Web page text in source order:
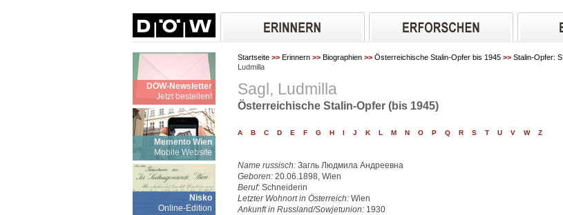
DÖW-Newsletter
Jetzt bestellen!
Memento Wien
Mobile Website
Nisko
Online-Edition
Startseite >> Erinnern >> Biographien >> Österreichische Stalin-Opfer bis 1945 >> Stalin-Opfer: S
Ludmilla
Sagl, Ludmilla
Österreichische Stalin-Opfer (bis 1945)
A B C D E F G H I J K L M N O P Q R S T U V W Z
Name russisch: Загль Людмила Андреевна
Geboren: 20.06.1898, Wien
Beruf: Schneiderin
Letzter Wohnort in Österreich: Wien
Ankunft in Russland/Sowjetunion: 1930